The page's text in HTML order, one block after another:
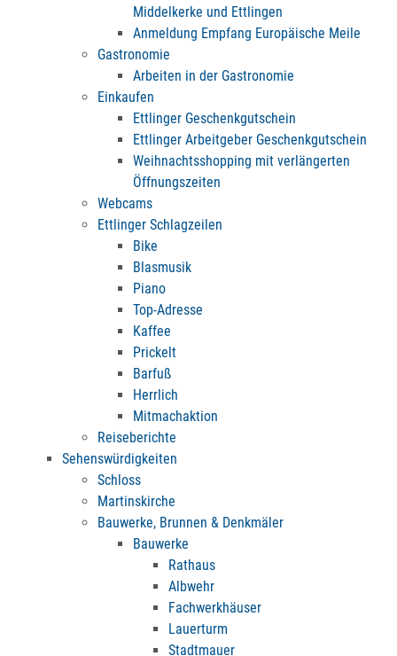
Middelkerke und Ettlingen
Anmeldung Empfang Europäische Meile
Gastronomie
Arbeiten in der Gastronomie
Einkaufen
Ettlinger Geschenkgutschein
Ettlinger Arbeitgeber Geschenkgutschein
Weihnachtsshopping mit verlängerten
Öffnungszeiten
Webcams
Ettlinger Schlagzeilen
Bike
Blasmusik
Piano
Top-Adresse
Kaffee
Prickelt
Barfuß
Herrlich
Mitmachaktion
Reiseberichte
Sehenswürdigkeiten
Schloss
Martinskirche
Bauwerke, Brunnen & Denkmäler
Bauwerke
Rathaus
Albwehr
Fachwerkhäuser
Lauerturm
Stadtmauer